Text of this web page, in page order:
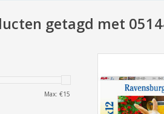
getagd met
Max: €15
2x12 Stukjes,
stukjes,
creatief,